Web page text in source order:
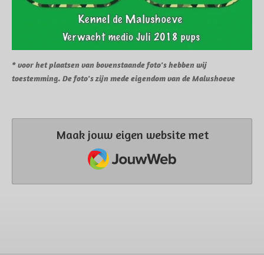
* voor het plaatsen van bovenstaande foto's hebben wij
toestemming. De foto's zijn mede eigendom van de Malushoeve
Maak jouw eigen website met
JouwWeb